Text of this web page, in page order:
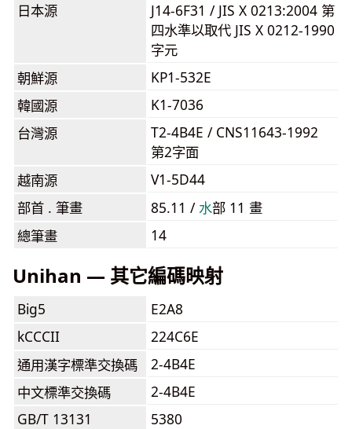
日本源
J14-6F31 / JIS X 0213:2004 第
四水準以取代 JIS X 0212-1990
字元
朝鮮源
KP1-532E
韓國源
K1-7036
台灣源
T2-4B4E / CNS11643-1992
第2字面
越南源
V1-5D44
部首 . 筆畫
85.11 /⽔部 11 畫
總筆畫
14
Unihan — 其它編碼映射
Big5
E2A8
kCCCII
224C6E
通用漢字標準交換碼
2-4B4E
中文標準交換碼
2-4B4E
GB/T 13131
5380